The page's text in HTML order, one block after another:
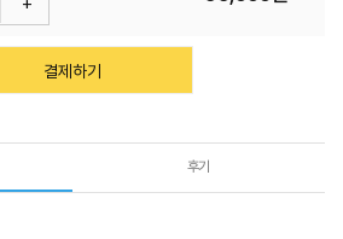
결제하기
후기